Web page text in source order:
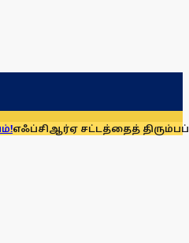
திரும்பப் பெறுக: